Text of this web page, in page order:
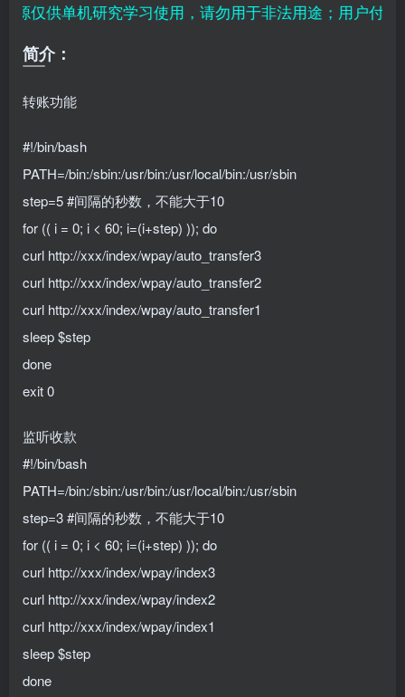
供单机研究学习使用，请勿用于非法用途；用户付费
简介：
转账功能
#!/bin/bash
PATH=/bin:/sbin:/usr/bin:/usr/local/bin:/usr/sbin
step=5 #间隔的秒数，不能大于10
for (( i = 0; i < 60; i=(i+step) )); do
curl http://xxx/index/wpay/auto_transfer3
curl http://xxx/index/wpay/auto_transfer2
curl http://xxx/index/wpay/auto_transfer1
sleep $step
done
exit 0
监听收款
#!/bin/bash
PATH=/bin:/sbin:/usr/bin:/usr/local/bin:/usr/sbin
step=3 #间隔的秒数，不能大于10
for (( i = 0; i < 60; i=(i+step) )); do
curl http://xxx/index/wpay/index3
curl http://xxx/index/wpay/index2
curl http://xxx/index/wpay/index1
sleep $step
done